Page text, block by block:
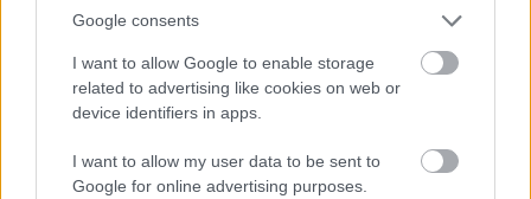
Google consents
I want to allow Google to enable storage
related to advertising like cookies on web or
device identifiers in apps.
I want to allow my user data to be sent to
Google for online advertising purposes.
Fájdalmas, őszinte és nagyon szép –
boebeck-lemezpremier
srecorder•2023. március 09.
Két éve itt, a Recorderen mutatkozott be első dalával
boebeck, azaz Andl-Beck Boróka, aki az elmúlt